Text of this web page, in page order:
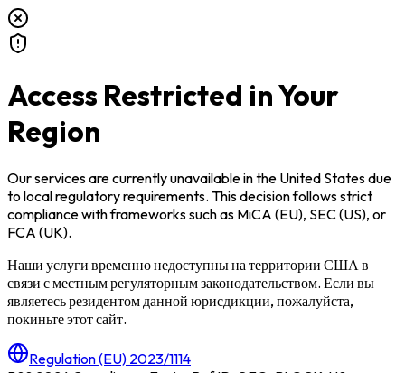
Access Restricted in Your
Region
Our services are currently unavailable inthe United Statesdue
to local regulatory requirements. This decision follows strict
compliance with frameworks such as MiCA (EU), SEC (US), or
FCA (UK).
Наши услуги временно недоступны на территории США в
связи с местным регуляторным законодательством. Если вы
являетесь резидентом данной юрисдикции, пожалуйста,
покиньте этот сайт.
Regulation (EU) 2023/1114